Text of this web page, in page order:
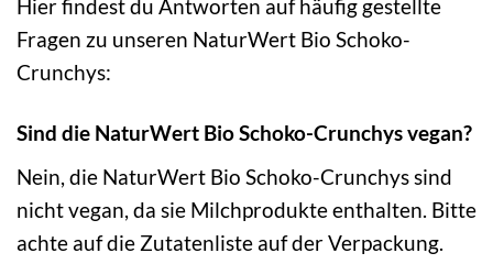
Hier findest du Antworten auf häufig gestellte
Fragen zu unseren NaturWert Bio Schoko-
Crunchys:
Sind die NaturWert Bio Schoko-Crunchys vegan?
Nein, die NaturWert Bio Schoko-Crunchys sind
nicht vegan, da sie Milchprodukte enthalten. Bitte
achte auf die Zutatenliste auf der Verpackung.